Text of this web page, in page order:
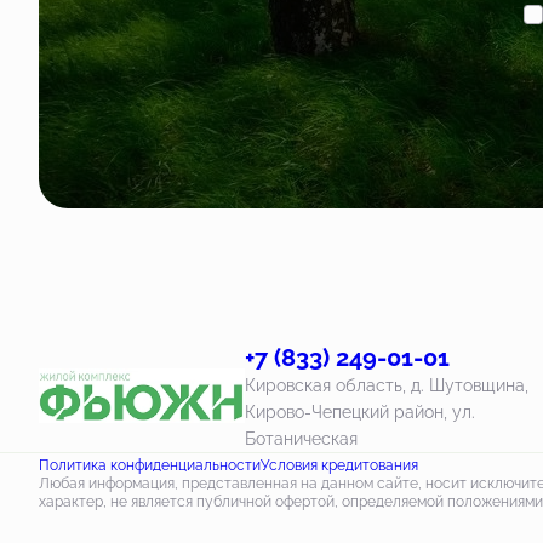
+7 (833) 249-01-01
Кировская область, д. Шутовщина,
Кирово-Чепецкий район, ул.
Ботаническая
Политика конфиденциальностиУсловия кредитования
Любая информация, представленная на данном сайте, носит
характер, не является публичной офертой, определяемой